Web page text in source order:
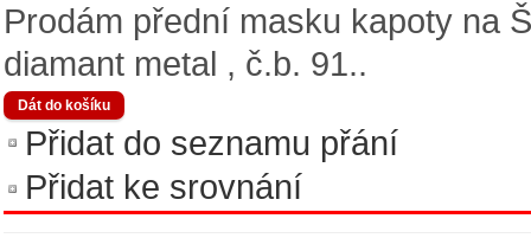
Prodám přední masku kapoty na
diamant metal , č.b. 91..
Přidat do seznamu přání
Přidat ke srovnání